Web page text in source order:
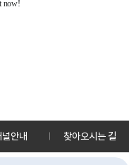
널안내 찾아오시는 길